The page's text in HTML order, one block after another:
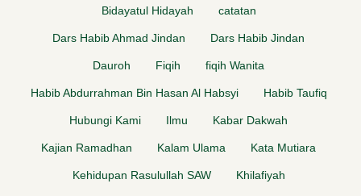
Bidayatul Hidayah catatan
Dars Habib Ahmad Jindan Dars Habib Jindan
Dauroh Fiqih fiqih Wanita
Habib Abdurrahman Bin Hasan Al Habsyi Habib Taufiq
Hubungi Kami Ilmu Kabar Dakwah
Kajian Ramadhan Kalam Ulama Kata Mutiara
Kehidupan Rasulullah SAW Khilafiyah